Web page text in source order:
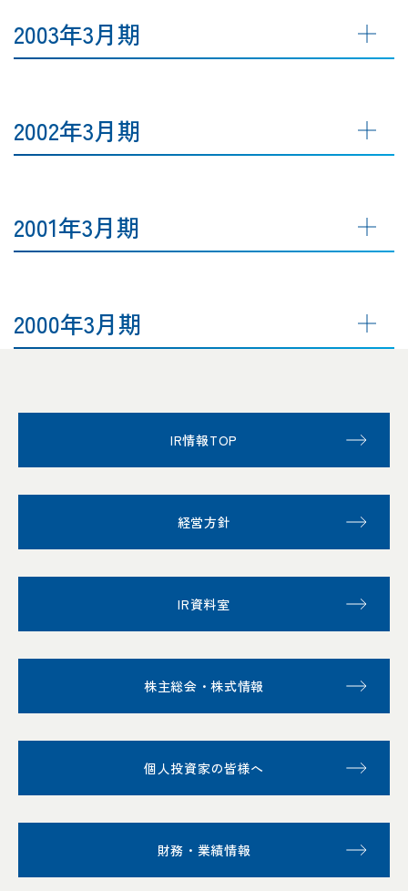
2003年3月期
2002年3月期
2001年3月期
2000年3月期
IR情報TOP
経営方針
IR資料室
株主総会・株式情報
個人投資家の皆様へ
財務・業績情報